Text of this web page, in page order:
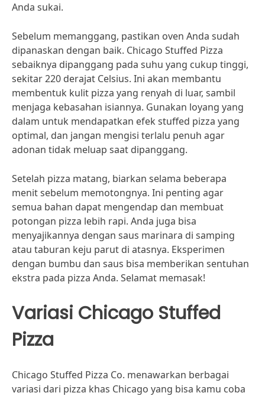
Anda sukai.
Sebelum memanggang, pastikan oven Anda sudah
dipanaskan dengan baik. Chicago Stuffed Pizza
sebaiknya dipanggang pada suhu yang cukup tinggi,
sekitar 220 derajat Celsius. Ini akan membantu
membentuk kulit pizza yang renyah di luar, sambil
menjaga kebasahan isiannya. Gunakan loyang yang
dalam untuk mendapatkan efek stuffed pizza yang
optimal, dan jangan mengisi terlalu penuh agar
adonan tidak meluap saat dipanggang.
Setelah pizza matang, biarkan selama beberapa
menit sebelum memotongnya. Ini penting agar
semua bahan dapat mengendap dan membuat
potongan pizza lebih rapi. Anda juga bisa
menyajikannya dengan saus marinara di samping
atau taburan keju parut di atasnya. Eksperimen
dengan bumbu dan saus bisa memberikan sentuhan
ekstra pada pizza Anda. Selamat memasak!
Variasi Chicago Stuffed
Pizza
Chicago Stuffed Pizza Co. menawarkan berbagai
variasi dari pizza khas Chicago yang bisa kamu coba